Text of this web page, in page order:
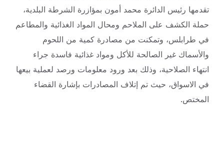
تقدمها رئيس الدائرة محمد أمون بمؤازرة الشرطة البلدية،
حملة الكشف على الملاحم ومحال المواد الغذائية والمطاعم
في طرابلس، وتمكنت من مصادرة كمية من اللحوم
والأسماك غير الصالحة للأكل ومواد غذائية فاسدة جراء
انتهاء الصلاحية، وذلك بعد ورود معلومات ورصد لعملية بيعها
في الاسواق، حيث تم إتلاف المصادرات بإشارة القضاء
المختص.